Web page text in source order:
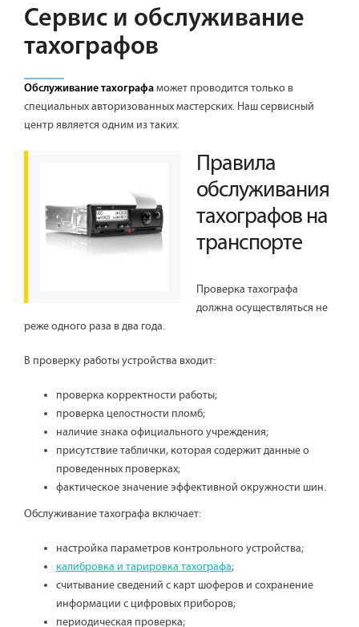
Сервис и обслуживание
тахографов
Обслуживание тахографа может проводится только в
специальных авторизованных мастерских. Наш сервисный
центр является одним из таких.
Правила
обслуживания
тахографов на
транспорте
Проверка тахографа
должна осуществляться не
реже одного раза в два года.
В проверку работы устройства входит:
проверка корректности работы;
проверка целостности пломб;
наличие знака официального учреждения;
присутствие таблички, которая содержит данные о
проведенных проверках;
фактическое значение эффективной окружности шин.
Обслуживание тахографа включает:
настройка параметров контрольного устройства;
калибровка и тарировка тахографа;
считывание сведений с карт шоферов и сохранение
информации с цифровых приборов;
периодическая проверка;